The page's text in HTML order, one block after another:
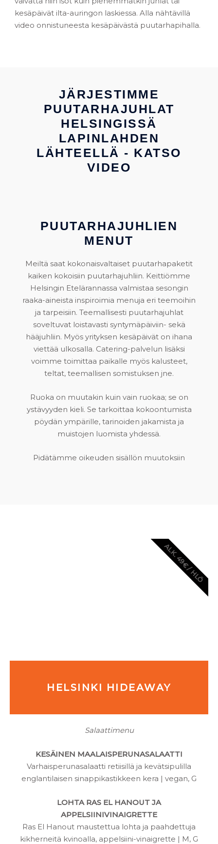
kesäpäivät ilta-auringon laskiessa. Alla nähtävillä
video onnistuneesta kesäpäivästä puutarhapihalla.
JÄRJESTIMME
PUUTARHAJUHLAT
HELSINGISSÄ
LAPINLAHDEN
LÄHTEELLÄ - KATSO
VIDEO
PUUTARHAJUHLIEN
MENUT
Meiltä saat kokonaisvaltaiset puutarhapaketit
kaiken kokoisiin puutarhajuhliin. Keittiömme
Helsingin Etelärannassa valmistaa sesongin
raaka-aineista inspiroimia menuja eri teemoihin
ja tarpeisiin. Teemallisesti puutarhajuhlat
soveltuvat loistavasti syntymäpäiviin- sekä
hääjuhliin. Myös yrityksen kesäpäivät on ihana
viettää ulkosalla. Catering-palvelun lisäksi
voimme toimittaa paikalle myös kalusteet,
teltat, teemallisen somistuksen jne.
Ruoka on muutakin kuin vain ruokaa; se on
ystävyyden kieli. Se tarkoittaa kokoontumista
pöydän ympärille, tarinoiden jakamista ja
muistojen luomista yhdessä.
Pidätämme oikeuden sisällön muutoksiin
HELSINKI HIDEAWAY
ALK. 49€ / HLÖ
Salaattimenu
KESÄINEN MAALAISPERUNASALAATTI
Varhaisperunasalaatti retiisillä ja kevätsipulilla
englantilaisen sinappikastikkeen kera | vegan, G
LOHTA RAS EL HANOUT JA
APPELSIINIVINAIGRETTE
Ras El Hanout maustettua lohta ja paahdettuja
kikherneitä kvinoalla, appelsiini-vinaigrette | M, G